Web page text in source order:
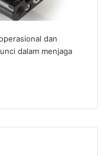
dan
dalam menjaga